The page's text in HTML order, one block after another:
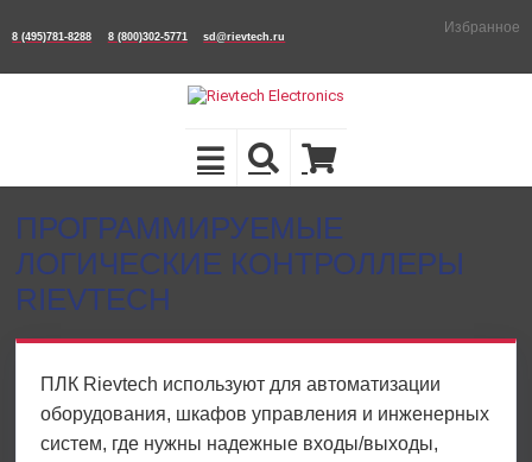
Избранное
8 (495)781-8288 8 (800)302-5771 sd@rievtech.ru
ПРОГРАММИРУЕМЫЕ
ЛОГИЧЕСКИЕ КОНТРОЛЛЕРЫ
RIEVTECH
ПЛК Rievtech используют для автоматизации
оборудования, шкафов управления и инженерных
систем, где нужны надежные входы/выходы,